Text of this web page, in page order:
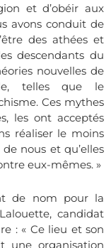
et d’obéir aux
avons conduit de
des athées et
descendants du
nouvelles de
telles que le
Ces mythes
les ont acceptés
réaliser le moins
nous et qu’elles
eux-mêmes. »
de nom pour la
candidat
: « Ce lieu et son
une organisation